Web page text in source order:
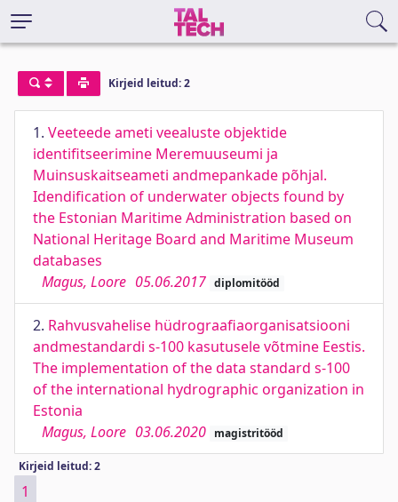
Kirjeid leitud: 2
1. Veeteede ameti veealuste objektide
identifitseerimine Meremuuseumi ja
Muinsuskaitseameti andmepankade põhjal.
Idendification of underwater objects found by
the Estonian Maritime Administration based on
National Heritage Board and Maritime Museum
databases
Magus, Loore 05.06.2017 diplomitööd
2. Rahvusvahelise hüdrograafiaorganisatsiooni
andmestandardi s-100 kasutusele võtmine Eestis.
The implementation of the data standard s-100
of the international hydrographic organization in
Estonia
Magus, Loore 03.06.2020 magistritööd
Kirjeid leitud: 2
1